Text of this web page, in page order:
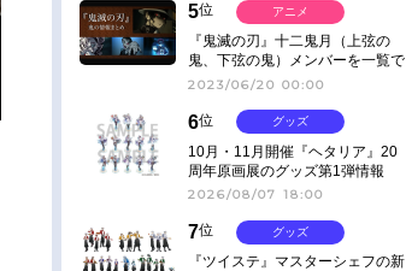
5位
『鬼滅の刃』十二鬼月（上弦の
鬼、下弦の鬼）メンバーを一覧で
紹介＆解説（登場鬼の情報まと
2023/06/20 00:00
アニメ
6位
10月・11月開催『ヘタリア』20
周年原画展のグッズ第1弾情報
2026/08/07 18:00
グッズ
7位
『ツイステ』マスターシェフの新
グッズ